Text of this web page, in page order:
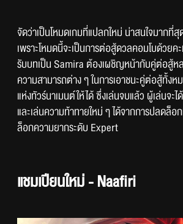
จัดว่าเป็นโหมดเกมที่แปลกใหม่ น่าสนใจมากที่
เพราะโหมดนี้จะเป็นการต่อสู้ดวลคอมโบด้วยค
รับบทเป็น Samira ต้องเผชิญหน้ากับคู่ต่อสู้ห
ความสามารถต่าง ๆ ในการเอาชนะคู่ต่อสู้ทั้งห
แห่งทัวร์นาเมนต์ให้ได้ ซึ่งเล่นจบแล้ว ผู้เล่นจะ
และเล่นความท้าทายใหม่ ๆ ได้จากการปลดล็อ
ล็อกความยากระดับ Expert
แชมเปียนใหม่ - Naafiri